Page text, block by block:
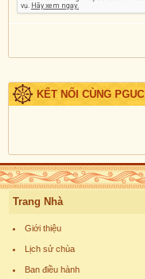
KẾT NỐI CÙNG PGUC
Trang Nhà
Giới thiệu
Lịch sử chùa
Ban điều hành